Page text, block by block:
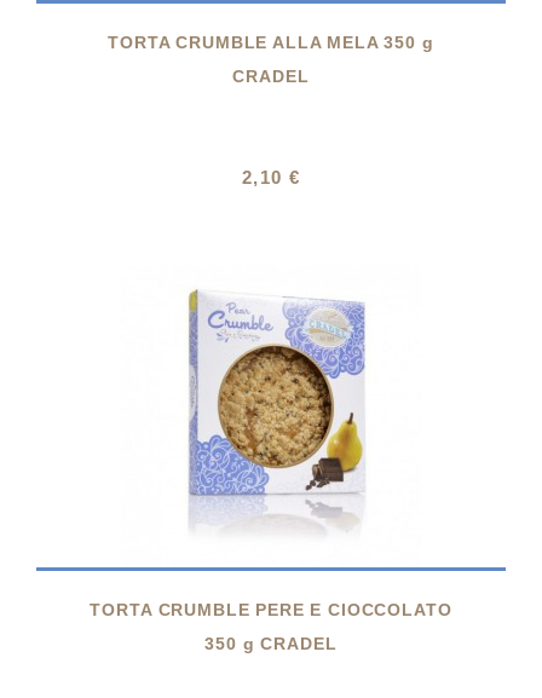
TORTA CRUMBLE ALLA MELA 350 g
CRADEL
2,10 €
TORTA CRUMBLE PERE E CIOCCOLATO
350 g CRADEL